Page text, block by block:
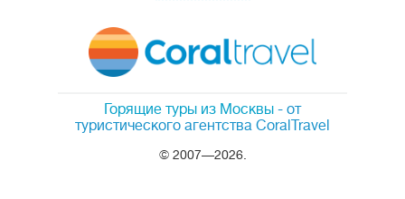
Горящие туры из Москвы - от
туристического агентства CoralTravel
© 2007—2026.